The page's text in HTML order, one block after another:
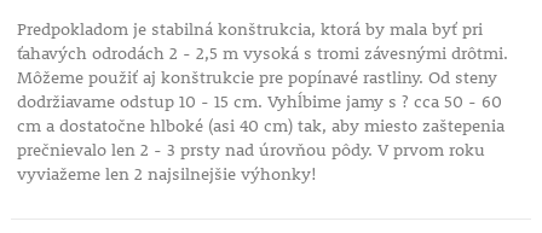
Predpokladom je stabilná konštrukcia, ktorá by mala byť pri
ťahavých odrodách 2 - 2,5 m vysoká s tromi závesnými drôtmi.
Môžeme použiť aj konštrukcie pre popínavé rastliny. Od steny
dodržiavame odstup 10 - 15 cm. Vyhĺbime jamy s ? cca 50 - 60
cm a dostatočne hlboké (asi 40 cm) tak, aby miesto zaštepenia
prečnievalo len 2 - 3 prsty nad úrovňou pôdy. V prvom roku
vyviažeme len 2 najsilnejšie výhonky!